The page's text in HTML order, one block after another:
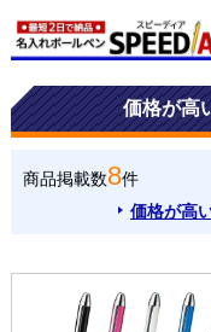
価格が高
商品掲載数8件
価格が高